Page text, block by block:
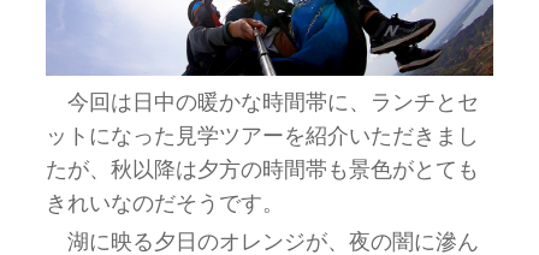
今回は日中の暖かな時間帯に、ランチとセ
ットになった見学ツアーを紹介いただきまし
たが、秋以降は夕方の時間帯も景色がとても
きれいなのだそうです。
湖に映る夕日のオレンジが、夜の闇に滲ん